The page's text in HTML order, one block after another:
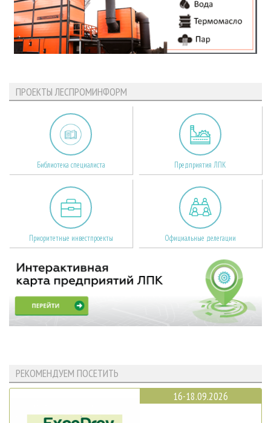
ПРОЕКТЫ ЛЕСПРОМИНФОРМ
Библиотека специалиста Предприятия ЛПК
Приоритетные инвестпроекты Официальные делегации
РЕКОМЕНДУЕМ ПОСЕТИТЬ
16-18.09.2026